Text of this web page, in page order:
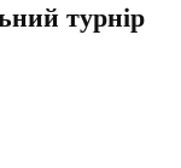
турнір